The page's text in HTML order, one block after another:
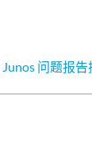
Junos 问题报告